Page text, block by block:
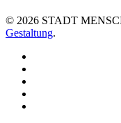
© 2026 STADT
Gestaltung.